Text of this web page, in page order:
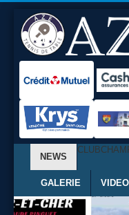
NEWS
CLUB
GALERIE